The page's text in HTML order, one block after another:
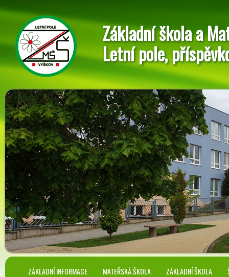
Základní škola a
Letní pole,
ZÁKLADNÍ INFORMACE MATEŘSKÁ ŠKOLA ZÁKLADNÍ ŠKOLA